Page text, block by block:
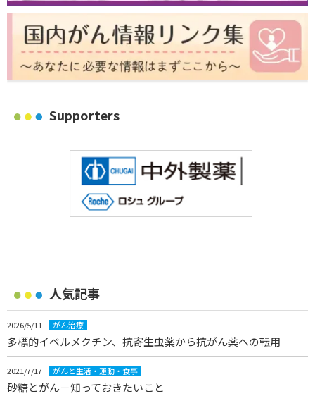
Supporters
人気記事
2026/5/11 がん治療
多標的イベルメクチン、抗寄生虫薬から抗がん薬への転用
2021/7/17 がんと生活・運動・食事
砂糖とがん－知っておきたいこと